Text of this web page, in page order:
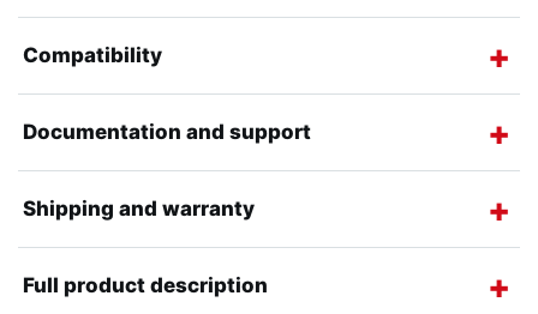
Compatibility
Documentation and support
Shipping and warranty
Full product description